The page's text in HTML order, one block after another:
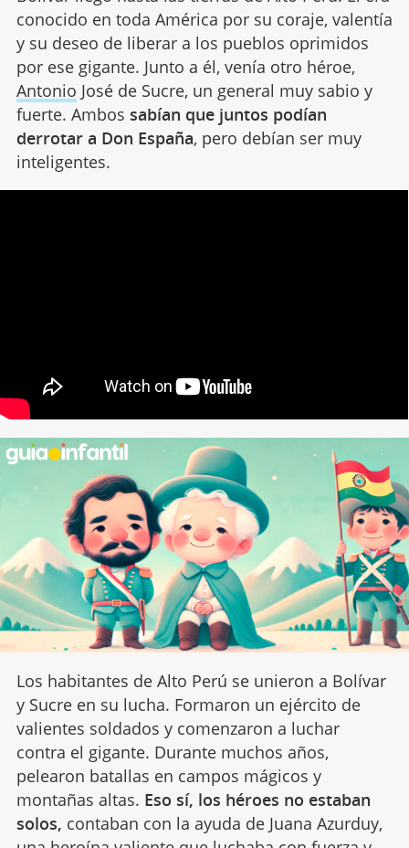
conocido en toda América por su coraje, valentía
y su deseo de liberar a los pueblos oprimidos
por ese gigante. Junto a él, venía otro héroe,
Antonio José de Sucre, un general muy sabio y
fuerte. Ambos sabían que juntos podían
derrotar a Don España, pero debían ser muy
inteligentes.
Los habitantes de Alto Perú se unieron a Bolívar
y Sucre en su lucha. Formaron un ejército de
valientes soldados y comenzaron a luchar
contra el gigante. Durante muchos años,
pelearon batallas en campos mágicos y
montañas altas. Eso sí, los héroes no estaban
solos, contaban con la ayuda de Juana Azurduy,